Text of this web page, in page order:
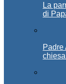
La
di
Padre